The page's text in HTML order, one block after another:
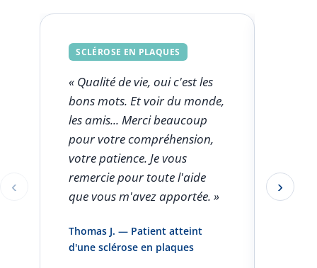
‹
SCLÉROSE EN PLAQUES
« Qualité de vie, oui c'est les
bons mots. Et voir du monde,
les amis... Merci beaucoup
pour votre compréhension,
votre patience. Je vous
remercie pour toute l'aide
que vous m'avez apportée. »
Thomas J. — Patient atteint
d'une sclérose en plaques
pas
›
Éléments 1 à 1 sur 5